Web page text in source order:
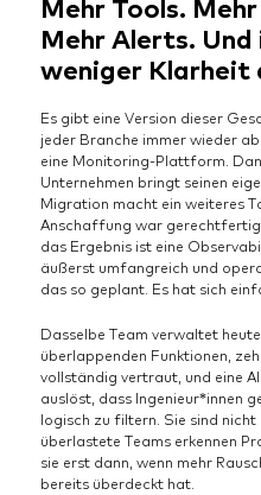
Mehr Tools.
Mehr Alerts.
weniger Klarheit
Es gibt eine Version dieser
jeder Branche immer wieder
eine Monitoring-Plattform.
Unternehmen bringt seinen
Migration macht ein weiteres
Anschaffung war
das Ergebnis ist eine
äußerst umfangreich und
das so geplant. Es hat sich
Dasselbe Team verwaltet
überlappenden Funktionen,
vollständig vertraut, und eine
auslöst, dass Ingenieur*innen
logisch zu filtern. Sie sind
überlastete Teams erkennen
sie erst dann, wenn mehr
bereits überdeckt hat.